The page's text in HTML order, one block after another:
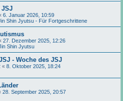
JSJ
6. Januar 2026, 10:59
Shin Jyutsu - Für Fortgeschrittene
27. Dezember 2025, 12:26
Shin Jyutsu
- Woche des JSJ
« 8. Oktober 2025, 18:24
28. September 2025, 20:57